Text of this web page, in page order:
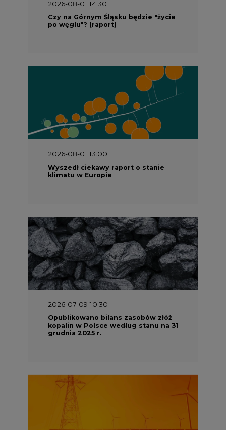
2026-08-01 14:30
Czy na Górnym Śląsku będzie "życie
po węglu"? (raport)
2026-08-01 13:00
Wyszedł ciekawy raport o stanie
klimatu w Europie
2026-07-09 10:30
Opublikowano bilans zasobów złóż
kopalin w Polsce według stanu na 31
grudnia 2025 r.